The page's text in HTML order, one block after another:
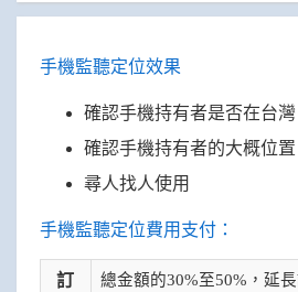
手機監聽定位效果
確認手機持有者是否在台灣
確認手機持有者的大概位置
尋人找人使用
手機監聽定位費用支付：
訂
總金額的30%至50%，延